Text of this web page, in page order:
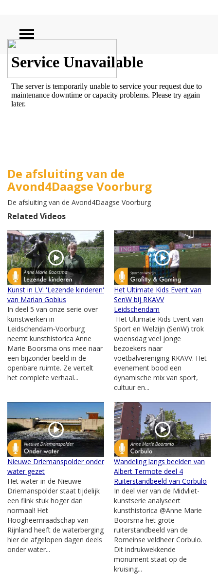
ZOEKEN
De afsluiting van de
Avond4Daagse Voorburg
De afsluiting van de Avond4Daagse Voorburg
Related Videos
Kunst in LV: 'Lezende kinderen'
van Marian Gobius
In deel 5 van onze serie over
kunstwerken in
Leidschendam-Voorburg
neemt kunsthistorica Anne
Marie Boorsma ons mee naar
een bijzonder beeld in de
openbare ruimte. Ze vertelt
het complete verhaal...
Het Ultimate Kids Event van
SenW bij RKAVV
Leidschendam
Het Ultimate Kids Event van
Sport en Welzijn (SenW) trok
woensdag veel jonge
bezoekers naar
voetbalvereniging RKAVV. Het
evenement bood een
dynamische mix van sport,
cultuur en...
Nieuwe Driemanspolder onder
water gezet
Het water in de Nieuwe
Driemanspolder staat tijdelijk
een flink stuk hoger dan
normaal! Het
Hoogheemraadschap van
Rijnland heeft de waterberging
hier de afgelopen dagen deels
onder water...
Wandeling langs beelden van
Albert Termote deel 4
Ruiterstandbeeld van Corbulo
In deel vier van de Midvliet-
kunstserie analyseert
kunsthistorica @Anne Marie
Boorsma het grote
ruiterstandbeeld van de
Romeinse veldheer Corbulo.
Dit indrukwekkende
monument staat op de
kruising...